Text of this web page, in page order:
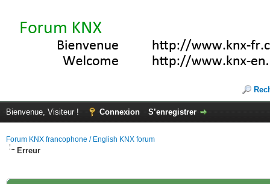
Bienvenue, Visiteur ! Connexion S’enregistrer
Forum KNX francophone / English KNX forum
Erreur